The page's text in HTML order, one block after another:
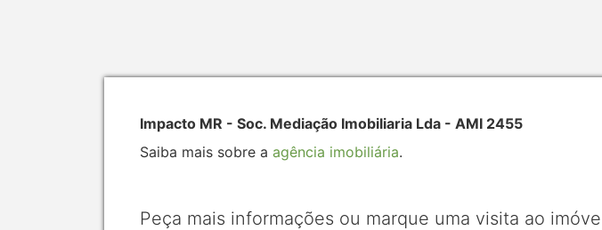
Impacto MR - Soc. Mediação Imobiliaria Lda - AMI 2455
Saiba mais sobre a agência imobiliária.
Peça mais informações ou marque uma visita ao